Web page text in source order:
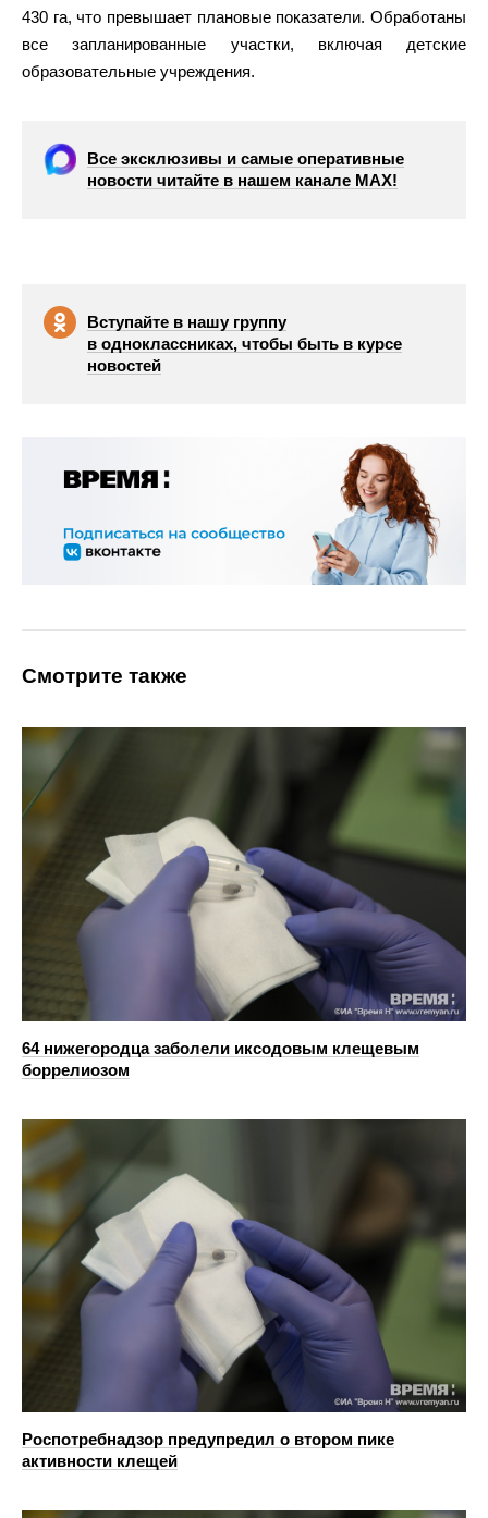
430 га, что превышает плановые показатели. Обработаны
все запланированные участки, включая детские
образовательные учреждения.
Все эксклюзивы и самые оперативные
новости читайте в нашем канале МАХ!
Вступайте в нашу группу
в одноклассниках, чтобы быть в курсе
новостей
Смотрите также
64 нижегородца заболели иксодовым клещевым
боррелиозом
Роспотребнадзор предупредил о втором пике
активности клещей